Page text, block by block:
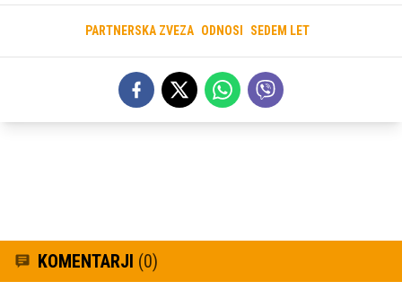
PARTNERSKA ZVEZA ODNOSI SEDEM LET
KOMENTARJI (0)